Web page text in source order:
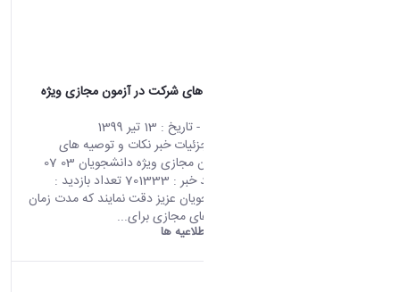
نکات و توصیه های شرکت در آزمون مجازی ویژه
- تاریخ : 13 تیر 1399
صفحه اصلی جزئیات خبر نکات و توصیه های
شرکت در آزمون مجازی ویژه دانشجویان 03 07
2020 03:26 کد خبر : 701333 تعداد بازدید :
6896 1-دانشجویان عزیز دقت نمایند که مدت زمان
فرایند آزمون های مجازی برای...
اطلاعیه ها